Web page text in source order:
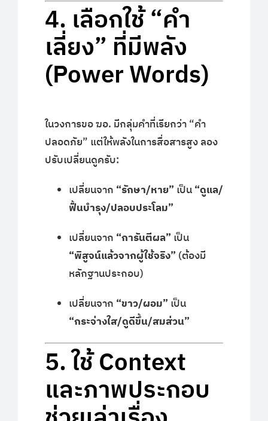
4. เลือกใช้ “คำ
เลี่ยง” ที่มีพลัง
(Power Words)
ในวงการขอ ฆอ. มีกลุ่มคำที่เรียกว่า “คำ
ปลอดภัย” แต่ให้พลังในการสื่อสารสูง ลอง
ปรับเปลี่ยนดูครับ:
เปลี่ยนจาก “รักษา/หาย” เป็น“ดูแล/
ฟื้นบำรุง/ปลอบประโลม”
เปลี่ยนจาก “การันตีผล” เป็น
“พิสูจน์แล้วจากผู้ใช้จริง” (ต้องมี
หลักฐานประกอบ)
เปลี่ยนจาก “ขาว/ผอม” เป็น
“กระจ่างใส/ดูดีขึ้น/สมส่วน”
5. ใช้ Context
และภาพประกอบ